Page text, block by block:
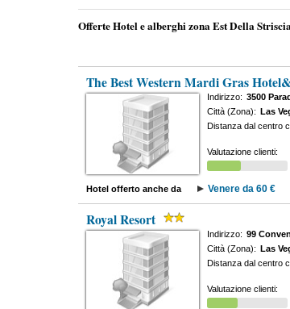
Offerte Hotel e alberghi zona Est Della
The Best Western Mardi Gras
Indirizzo: 3500
Città (Zona): Las
Distanza dal centro
Valutazione clienti:
Hotel offerto anche da Venere da 60 €
Royal Resort
Indirizzo: 99
Città (Zona): Las
Distanza dal centro
Valutazione clienti: